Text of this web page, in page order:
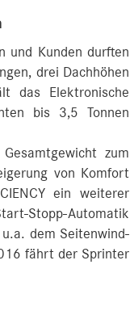
und Kunden durften
drei Dachhöhen
das Elektronische
bis 3,5 Tonnen
zum
von Komfort
ein weiterer
Stopp-Automatik
dem Seitenwind-
fährt der Sprinter